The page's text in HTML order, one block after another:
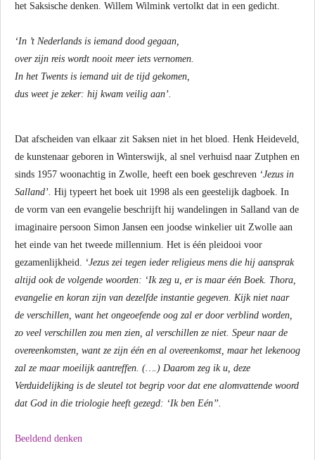
het Saksische denken. Willem Wilmink vertolkt dat in een gedicht.
‘In ’t Nederlands is iemand dood gegaan,
over zijn reis wordt nooit meer iets vernomen.
In het Twents is iemand uit de tijd gekomen,
dus weet je zeker: hij kwam veilig aan’.
Dat afscheiden van elkaar zit Saksen niet in het bloed. Henk Heideveld,
de kunstenaar geboren in Winterswijk, al snel verhuisd naar Zutphen en
sinds 1957 woonachtig in Zwolle, heeft een boek geschreven ‘Jezus in
Salland’. Hij typeert het boek uit 1998 als een geestelijk dagboek. In
de vorm van een evangelie beschrijft hij wandelingen in Salland van de
imaginaire persoon Simon Jansen een joodse winkelier uit Zwolle aan
het einde van het tweede millennium. Het is één pleidooi voor
gezamenlijkheid. ‘Jezus zei tegen ieder religieus mens die hij aansprak
altijd ook de volgende woorden: ‘Ik zeg u, er is maar één Boek. Thora,
evangelie en koran zijn van dezelfde instantie gegeven. Kijk niet naar
de verschillen, want het ongeoefende oog zal er door verblind worden,
zo veel verschillen zou men zien, al verschillen ze niet. Speur naar de
overeenkomsten, want ze zijn één en al overeenkomst, maar het lekenoog
zal ze maar moeilijk aantreffen. (….) Daarom zeg ik u, deze
Verduidelijking is de sleutel tot begrip voor dat ene alomvattende woord
dat God in die triologie heeft gezegd: ‘Ik ben Eén’’.
Beeldend denken